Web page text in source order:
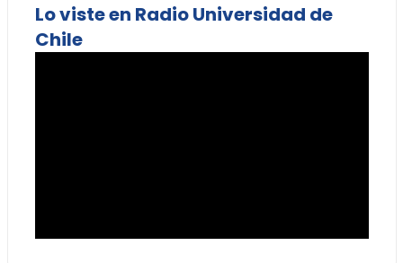
Lo viste en Radio Universidad de
Chile